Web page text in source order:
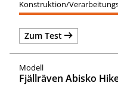
Zum Test
Fjällräven Abisko